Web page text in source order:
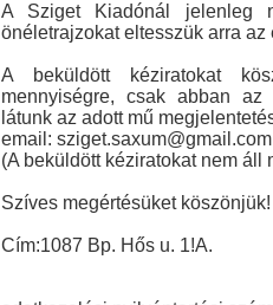
A Sziget Kiadónál jelenleg
önéletrajzokat eltesszük arra
A beküldött kéziratokat
mennyiségre, csak abban
látunk az adott mű
email: sziget.saxum@gmail.com
(A beküldött kéziratokat nem
Szíves megértésüket köszönjük!
Cím:1087 Bp. Hős u. 1!A.